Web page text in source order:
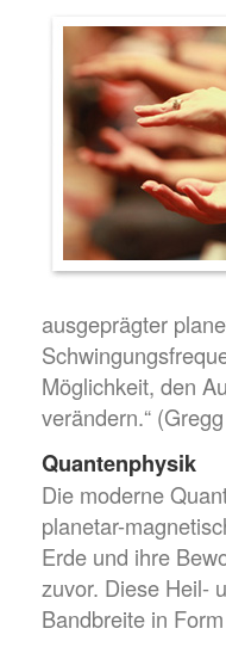
ausgeprägter
Möglichkeit, den
verändern.“
Quantenphysik
Die moderne
planetar-
Erde und ihre
zuvor. Diese Heil-
Bandbreite in